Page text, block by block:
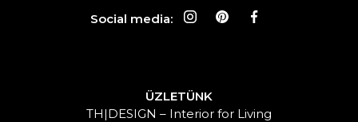
Social media:
ÜZLETÜNK
TH|DESIGN – Interior for Living